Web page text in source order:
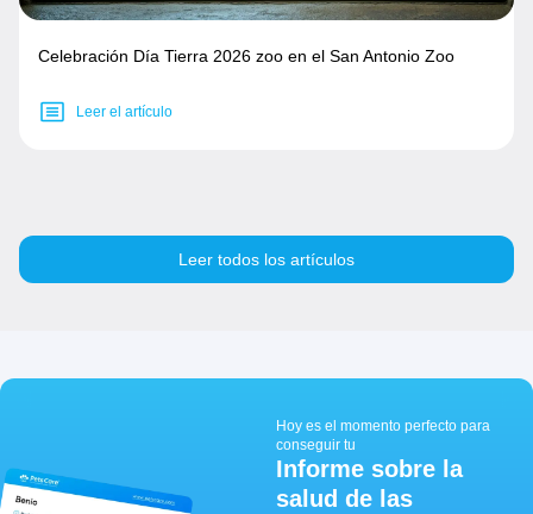
Celebración Día Tierra 2026 zoo en el San Antonio Zoo
Leer el artículo
Leer todos los artículos
Hoy es el momento perfecto para
conseguir tu
Informe sobre la
salud de las